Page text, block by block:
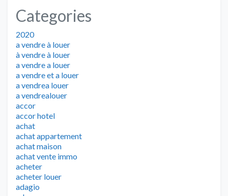
Categories
2020
a vendre à louer
à vendre à louer
a vendre a louer
a vendre et a louer
a vendrea louer
a vendrealouer
accor
accor hotel
achat
achat appartement
achat maison
achat vente immo
acheter
acheter louer
adagio